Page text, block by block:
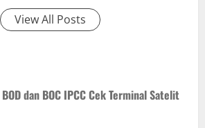
View All Posts
dan BOC IPCC Cek Terminal Satelit